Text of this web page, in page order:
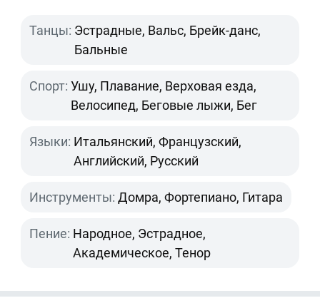
Танцы: Эстрадные, Вальс, Брейк-данс,
Бальные
Спорт: Ушу, Плавание, Верховая езда,
Велосипед, Беговые лыжи, Бег
Языки: Итальянский, Французский,
Английский, Русский
Инструменты: Домра, Фортепиано, Гитара
Пение: Народное, Эстрадное,
Академическое, Тенор